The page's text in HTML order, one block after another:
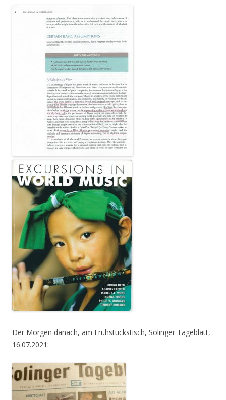
Der Morgen danach, am Frühstückstisch, Solinger Tageblatt,
16.07.2021: